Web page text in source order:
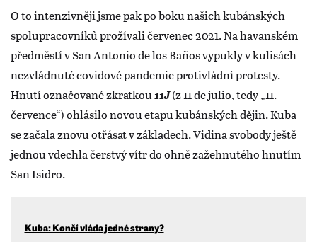
O to intenzivněji jsme pak po boku našich kubánských
spolupracovníků prožívali červenec 2021. Na havanském
předměstí v San Antonio de los Baños vypukly v kulisách
nezvládnuté covidové pandemie protivládní protesty.
Hnutí označované zkratkou11J(z 11 de julio, tedy „11.
července“) ohlásilo novou etapu kubánských dějin. Kuba
se začala znovu otřásat v základech. Vidina svobody ještě
jednou vdechla čerstvý vítr do ohně zažehnutého hnutím
San Isidro.
Kuba: Končí vláda jedné strany?